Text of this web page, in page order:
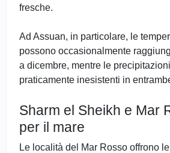
fresche.
Ad Assuan, in particolare, le
possono occasionalmente
a dicembre, mentre le
praticamente inesistenti in
Sharm el Sheikh e Mar
per il mare
Le località del Mar Rosso offrono